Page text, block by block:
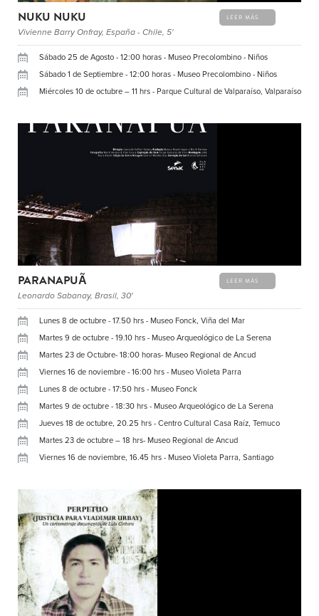
NUKU NUKU LEER MÁS
Vivienne Barry Onfray, España - Chile, 5'
Sábado 25 de Agosto - 12:00 horas - Museo Precolombino - Niños
Sábado 1 de Septiembre - 12:00 horas - Museo Precolombino - Niños
Miércoles 10 de octubre – 11 hrs - Parque Cultural de Valparaíso, Valparaíso
PARANAPUÃ LEER MÁS
Leonardo Sabanay, Brasil, 30'
Lunes 8 de octubre - 17.50 hrs - Museo Fonck, Viña del Mar
Martes 9 de octubre - 19.10 hrs - Museo Arqueológico de La Serena
Martes 23 de Octubre- 18:00 horas- Museo Regional de Ancud
Viernes 16 de noviembre - 16:00 hrs - Museo Violeta Parra
Lunes 8 de octubre - 17:50 hrs - Museo Fonck
Martes 9 de octubre - 18:30 hrs - Museo Arqueológico de La Serena
Jueves 18 de octubre, 20.25 hrs - Centro Cultural Casa Raíz, Temuco
Martes 23 de octubre – 18 hrs- Museo Regional de Ancud
Viernes 16 de noviembre, 16.45 hrs - Museo Violeta Parra, Santiago